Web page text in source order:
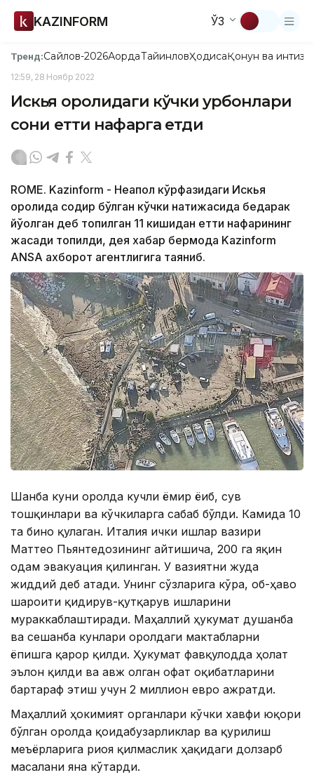
KAZINFORM ЎЗ
Тренд:Сайлов-2026АқордаТайинловҲодисаҚонун ва
12:59, 28 Ноябр 2022
Искья оролидаги кўчки қурбонлари
сони етти нафарга етди
ROME. Kazinform - Неапол кўрфазидаги Искья
оролида содир бўлган кўчки натижасида бедарак
йўқолган деб топилган 11 кишидан етти нафарининг
жасади топилди, дея хабар бермоқда Kazinform
ANSA ахборот агентлигига таяниб.
Шанба куни оролда кучли ёмғир ёғиб, сув
тошқинлари ва кўчкиларга сабаб бўлди. Камида 10
та бино қулаган. Италия ички ишлар вазири
Маттео Пьянтедозининг айтишича, 200 га яқин
одам эвакуация қилинган. У вазиятни жуда
жиддий деб атади. Унинг сўзларига кўра, об-ҳаво
шароити қидирув-қутқарув ишларини
мураккаблаштиради. Маҳаллий ҳукумат душанба
ва сешанба кунлари оролдаги мактабларни
ёпишга қарор қилди. Ҳукумат фавқулодда ҳолат
эълон қилди ва авж олган офат оқибатларини
бартараф этиш учун 2 миллион евро ажратди.
Маҳаллий ҳокимият органлари кўчки хавфи юқори
бўлган оролда қоидабузарликлар ва қурилиш
меъёрларига риоя қилмаслик ҳақидаги долзарб
масалани яна кўтарди.